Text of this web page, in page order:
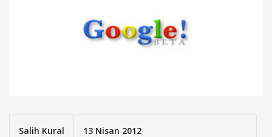
Salih Kural 13 Nisan 2012